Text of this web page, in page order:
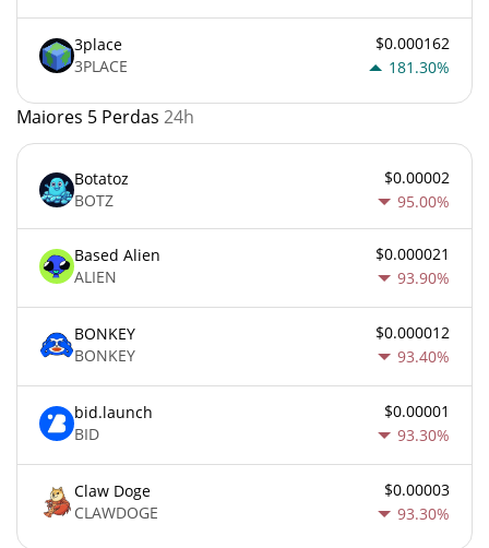
3place
3PLACE
$0.000162
181.30%
Maiores 5 Perdas 24h
Botatoz
BOTZ
$0.00002
95.00%
Based Alien
ALIEN
$0.000021
93.90%
BONKEY
BONKEY
$0.000012
93.40%
bid.launch
BID
$0.00001
93.30%
Claw Doge
CLAWDOGE
$0.00003
93.30%